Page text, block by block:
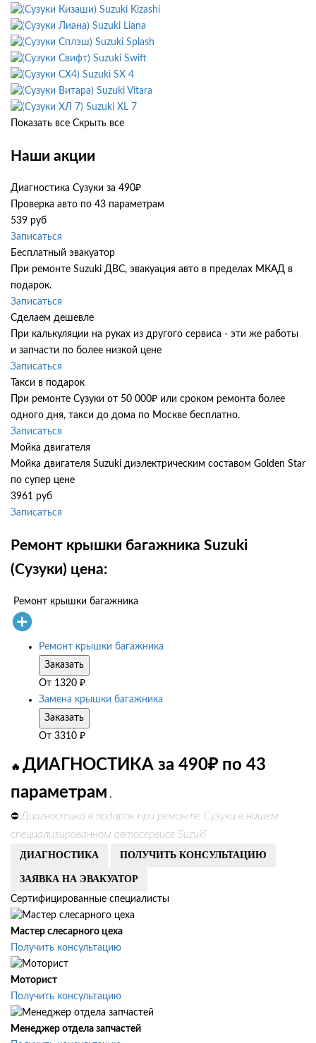
Suzuki Kizashi
Suzuki Liana
Suzuki Splash
Suzuki Swift
Suzuki SX 4
Suzuki Vitara
Suzuki XL 7
Показать все Скрыть все
Наши акции
Диагностика Сузуки за 490₽
Проверка авто по 43 параметрам
539 руб
Записаться
Бесплатный эвакуатор
При ремонте Suzuki ДВС, эвакуация авто в пределах МКАД в
подарок.
Записаться
Сделаем дешевле
При калькуляции на руках из другого сервиса - эти же работы
и запчасти по более низкой цене
Записаться
Такси в подарок
При ремонте Сузуки от 50 000₽ или сроком ремонта более
одного дня, такси до дома по Москве бесплатно.
Записаться
Мойка двигателя
Мойка двигателя Suzuki диэлектрическим составом Golden Star
по супер цене
3961 руб
Записаться
Ремонт крышки багажника Suzuki
(Сузуки) цена:
Ремонт крышки багажника
Ремонт крышки багажника
Заказать
От 1320 ₽
Замена крышки багажника
Заказать
От 3310 ₽
🔥 ДИАГНОСТИКА за 490₽ по 43
параметрам .
⛔ Диагностика в подарок при ремонте Сузуки в нашем
специализированном автосервисе Suzuki
ДИАГНОСТИКА ПОЛУЧИТЬ КОНСУЛЬТАЦИЮ
ЗАЯВКА НА ЭВАКУАТОР
Сертифицированные специалисты
Мастер слесарного цеха
Получить консультацию
Моторист
Получить консультацию
Менеджер отдела запчастей